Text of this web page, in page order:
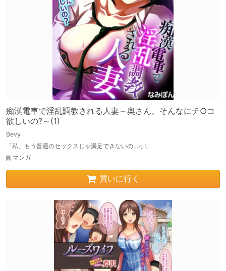
痴漢電車で淫乱調教される人妻～奥さん、そんなにチ○コ
欲しいの?～(1)
Bevy
「私、もう普通のセックスじゃ満足できないの…っ!」
マンガ
買いに行く